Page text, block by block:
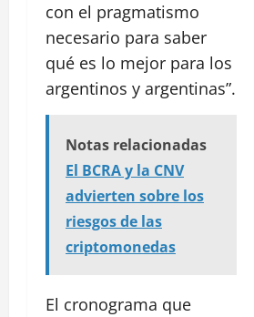
con el pragmatismo
necesario para saber
qué es lo mejor para los
argentinos y argentinas”.
Notas relacionadas
El BCRA y la CNV
advierten sobre los
riesgos de las
criptomonedas
El cronograma que